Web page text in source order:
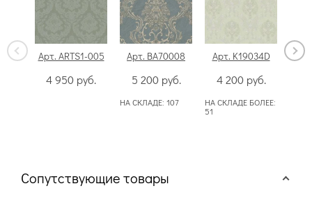
Арт. ARTS1-005
4 950 руб.
Арт. BA70008
5 200 руб.
НА СКЛАДЕ: 107
Арт. K19034D
4 200 руб.
НА СКЛАДЕ БОЛЕЕ:
51
Сопутствующие товары